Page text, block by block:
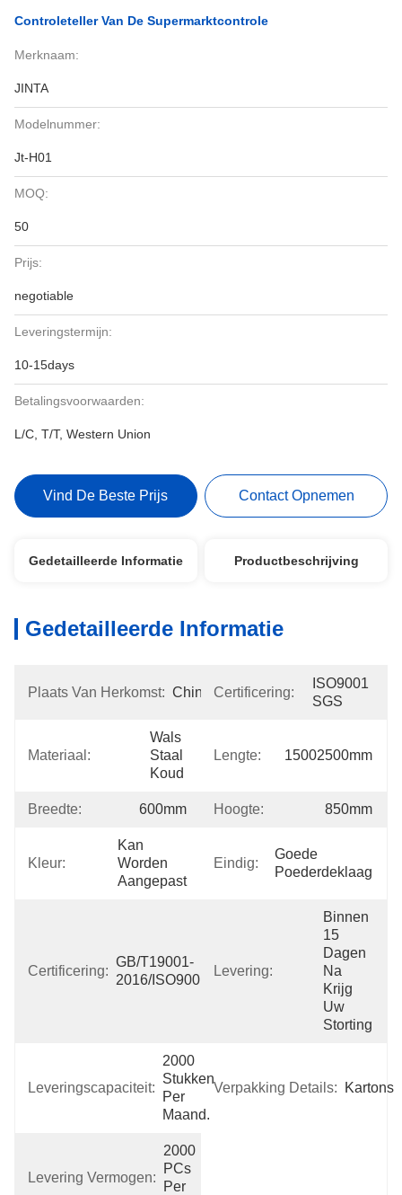
Controleteller Van De Supermarktcontrole
Merknaam:
JINTA
Modelnummer:
Jt-H01
MOQ:
50
Prijs:
negotiable
Leveringstermijn:
10-15days
Betalingsvoorwaarden:
L/C, T/T, Western Union
Vind De Beste Prijs Contact Opnemen
Gedetailleerde Informatie Productbeschrijving
Gedetailleerde Informatie
Plaats Van Herkomst: China Certificering:
ISO9001
SGS
Materiaal:
Wals
Staal
Koud
Lengte: 15002500mm
Breedte: 600mm Hoogte: 850mm
Kleur:
Kan
Worden
Aangepast
Eindig:
Goede
Poederdeklaag
Certificering:
GB/T19001-
2016/ISO9001:2015
Levering:
Binnen
15
Dagen
Na
Krijg
Uw
Storting
Leveringscapaciteit:
2000
Stukken
Per
Maand.
Verpakking Details: Kartons
Levering Vermogen:
2000
PCs
Per